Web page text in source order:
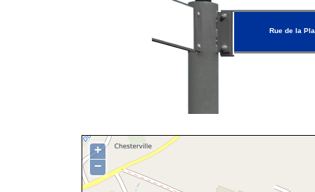
Rue de la
+
−